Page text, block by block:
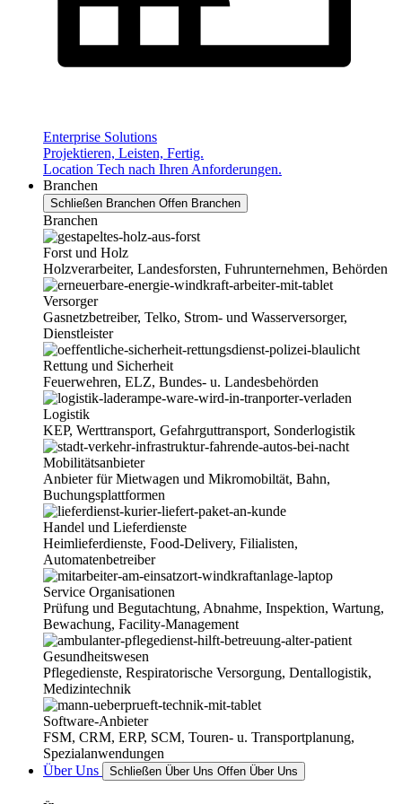
Enterprise Solutions
Projektieren, Leisten, Fertig.
Location Tech nach Ihren Anforderungen.
Branchen
Schließen Branchen Offen Branchen
Branchen
Forst und Holz
Holzverarbeiter, Landesforsten, Fuhrunternehmen, Behörden
Versorger
Gasnetzbetreiber, Telko, Strom- und Wasserversorger,
Dienstleister
Rettung und Sicherheit
Feuerwehren, ELZ, Bundes- u. Landesbehörden
Logistik
KEP, Werttransport, Gefahrguttransport, Sonderlogistik
Mobilitätsanbieter
Anbieter für Mietwagen und Mikro­mobiltät, Bahn,
Buchungs­platt­formen
Handel und Lieferdienste
Heimlieferdienste, Food-Delivery, Filialisten,
Automatenbetreiber
Service Organisationen
Prüfung und Begutachtung, Abnahme, Inspektion, Wartung,
Bewachung, Facility-Management
Gesundheitswesen
Pflegedienste, Respiratorische Versorgung, Dentallogistik,
Medizintechnik
Software-Anbieter
FSM, CRM, ERP, SCM, Touren- u. Transportplanung,
Spezial­anwen­dungen
Über Uns
Schließen Über Uns Offen Über Uns